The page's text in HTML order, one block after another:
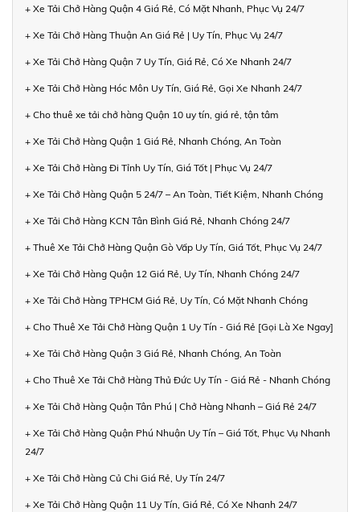
+ Xe Tải Chở Hàng Quận 4 Giá Rẻ, Có Mặt Nhanh, Phục Vụ 24/7
+ Xe Tải Chở Hàng Thuận An Giá Rẻ | Uy Tín, Phục Vụ 24/7
+ Xe Tải Chở Hàng Quận 7 Uy Tín, Giá Rẻ, Có Xe Nhanh 24/7
+ Xe Tải Chở Hàng Hóc Môn Uy Tín, Giá Rẻ, Gọi Xe Nhanh 24/7
+ Cho thuê xe tải chở hàng Quận 10 uy tín, giá rẻ, tận tâm
+ Xe Tải Chở Hàng Quận 1 Giá Rẻ, Nhanh Chóng, An Toàn
+ Xe Tải Chở Hàng Đi Tỉnh Uy Tín, Giá Tốt | Phục Vụ 24/7
+ Xe Tải Chở Hàng Quận 5 24/7 – An Toàn, Tiết Kiệm, Nhanh Chóng
+ Xe Tải Chở Hàng KCN Tân Bình Giá Rẻ, Nhanh Chóng 24/7
+ Thuê Xe Tải Chở Hàng Quận Gò Vấp Uy Tín, Giá Tốt, Phục Vụ 24/7
+ Xe Tải Chở Hàng Quận 12 Giá Rẻ, Uy Tín, Nhanh Chóng 24/7
+ Xe Tải Chở Hàng TPHCM Giá Rẻ, Uy Tín, Có Mặt Nhanh Chóng
+ Cho Thuê Xe Tải Chở Hàng Quận 1 Uy Tín - Giá Rẻ [Gọi Là Xe Ngay]
+ Xe Tải Chở Hàng Quận 3 Giá Rẻ, Nhanh Chóng, An Toàn
+ Cho Thuê Xe Tải Chở Hàng Thủ Đức Uy Tín - Giá Rẻ - Nhanh Chóng
+ Xe Tải Chở Hàng Quận Tân Phú | Chở Hàng Nhanh – Giá Rẻ 24/7
+ Xe Tải Chở Hàng Quận Phú Nhuận Uy Tín – Giá Tốt, Phục Vụ Nhanh
24/7
+ Xe Tải Chở Hàng Củ Chi Giá Rẻ, Uy Tín 24/7
+ Xe Tải Chở Hàng Quận 11 Uy Tín, Giá Rẻ, Có Xe Nhanh 24/7